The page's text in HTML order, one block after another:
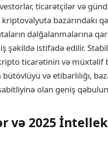
ticarətçilər və
bazarındakı
dalğalanmalarına
istifadə edilir.
ticarətinin və müxtəlif
bütövlüyü və etibarlılığı,
olan geniş
və 2025